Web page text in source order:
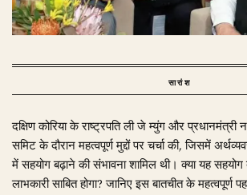
सारांश
दक्षिण कोरिया के राष्ट्रपति ली जे म्युंग और प्रधानमंत्री
समिट के दौरान महत्वपूर्ण मुद्दों पर चर्चा की, जिसमें
में सहयोग बढ़ाने की संभावना शामिल थी। क्या यह सहयोग
लाभकारी साबित होगा? जानिए इस बातचीत के महत्वपूर्ण